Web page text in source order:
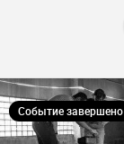
Событие завершено